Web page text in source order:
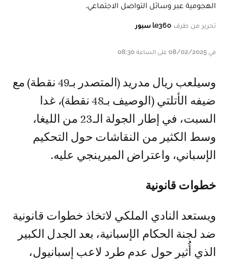
الهجومية عبر وسائل التواصل الاجتماعي.
تحرير من طرف le360 سبور
في 08/02/2025 على الساعة 08:30
وسيلعب ريال مدريد (المتصدر بـ49 نقطة) مع
ضيفه الأتلتي (الوصيف بـ48 نقطة)، غدا
السبت، في إطار الجولة الـ23 من الليغا،
وسط الكثير من النقاشات حول التحكيم
الإسباني، واعتراض الميرينجي عليه.
خطوات قانونية
ويستعد النادي الملكي لاتخاذ خطوات قانونية
ضد لجنة الحكام الإسبانية، بعد الجدل الكبير
الذي أُثير حول عدم طرد لاعب إسبانيول،